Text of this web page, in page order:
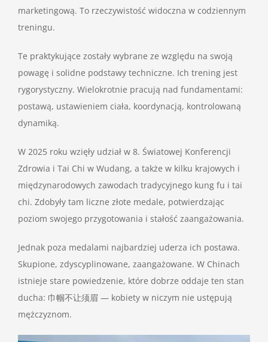
marketingową. To rzeczywistość widoczna w codziennym
treningu.
Te praktykujące zostały wybrane ze względu na swoją
powagę i solidne podstawy techniczne. Ich trening jest
rygorystyczny. Wielokrotnie pracują nad fundamentami:
postawą, ustawieniem ciała, koordynacją, kontrolowaną
dynamiką.
W 2025 roku wzięły udział w 8. Światowej Konferencji
Zdrowia i Tai Chi w Wudang, a także w kilku krajowych i
międzynarodowych zawodach tradycyjnego kung fu i tai
chi. Zdobyły tam liczne złote medale, potwierdzając
poziom swojego przygotowania i stałość zaangażowania.
Jednak poza medalami najbardziej uderza ich postawa.
Skupione, zdyscyplinowane, zaangażowane. W Chinach
istnieje stare powiedzenie, które dobrze oddaje ten stan
ducha: 巾帼不让须眉 — kobiety w niczym nie ustępują
mężczyznom.